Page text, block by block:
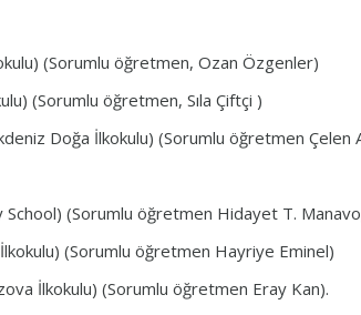
(Sorumlu öğretmen, Ozan Özgenler)
(Sorumlu öğretmen, Sıla Çiftçi )
Doğa İlkokulu) (Sorumlu öğretmen Çelen
School) (Sorumlu öğretmen Hidayet T.
(Sorumlu öğretmen Hayriye Eminel)
İlkokulu) (Sorumlu öğretmen Eray Kan).